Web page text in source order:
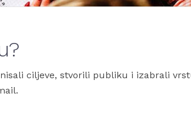
ciljeve, stvorili publiku i izabrali